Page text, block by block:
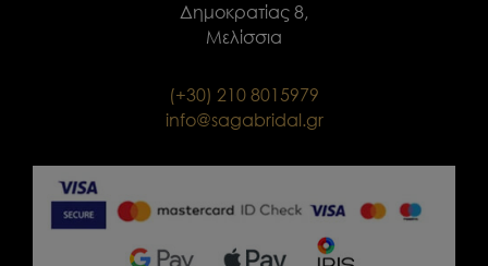
Δημοκρατίας 8,
Μελίσσια
(+30) 210 8015979
info@sagabridal.gr